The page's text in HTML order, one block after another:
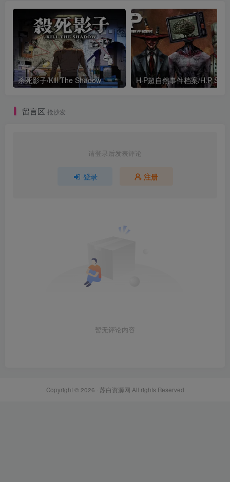
杀死影子/Kill The Shadow
留言区 抢沙发
请登录后发表评论
登录 注册
暂无评论内容
Copyright © 2026 · 苏白资源网 All rights Reserved